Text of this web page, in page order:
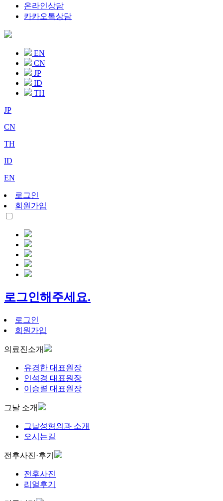
온라인상담
카카오톡상담
EN
CN
JP
ID
TH
JP
CN
TH
ID
EN
로그인
회원가입
로그인해주세요.
로그인
회원가입
의료진소개
유경한 대표원장
인석경 대표원장
이승렬 대표원장
그날 소개
그날성형외과 소개
오시는길
전후사진·후기
전후사진
리얼후기